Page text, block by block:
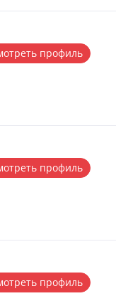
профиль
профиль
профиль